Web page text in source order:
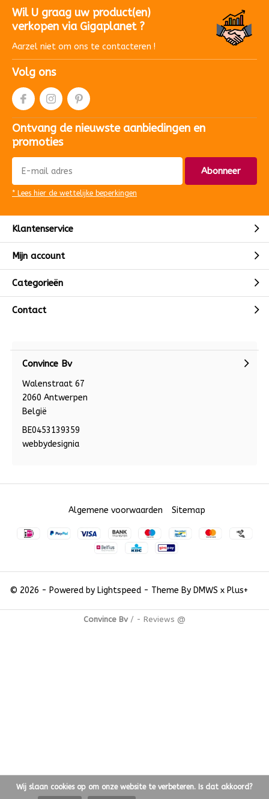
Wil U graag uw product(en)
verkopen via Gigaplanet ?
Aarzel niet om ons te contacteren !
Volg ons
Ontvang de nieuwste aanbiedingen en
promoties
Abonneer
* Lees hier de wettelijke beperkingen
Klantenservice
Mijn account
Categorieën
Contact
Convince Bv
Walenstraat 67
2060 Antwerpen
België
BE0453139359
webbydesignia
© 2026 - Powered by Lightspeed- Theme By DMWS x Plus+
Algemene voorwaarden Sitemap
Convince Bv/ - Reviews @
Wij slaan cookies op om onze website te verbeteren. Is dat akkoord?